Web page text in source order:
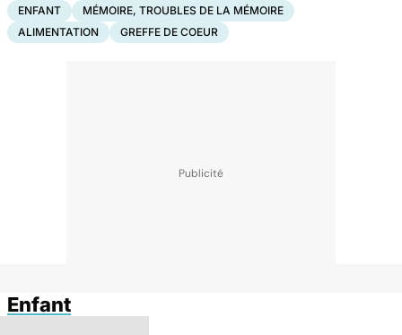
ENFANT
MÉMOIRE, TROUBLES DE LA MÉMOIRE
ALIMENTATION
GREFFE DE COEUR
Enfant